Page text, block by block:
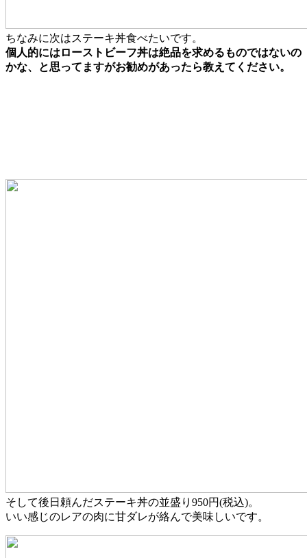
ちなみに次はステーキ丼食べたいです。
個人的にはローストビーフ丼は絶品を求めるものではないの
かな、と思ってますがお勧めがあったら教えてください。
そして後日頼んだステーキ丼の並盛り950円(税込)。
いい感じのレアの肉に甘ダレが絡んで美味しいです。